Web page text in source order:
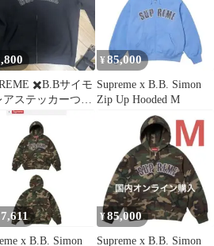
✖️B.Bサイモ
アステッカーつき
き
¥ 85,000
Supreme x B.B. Simon
Zip Up Hooded M
x B.B. Simon
¥85,000
Supreme x B.B. Simon